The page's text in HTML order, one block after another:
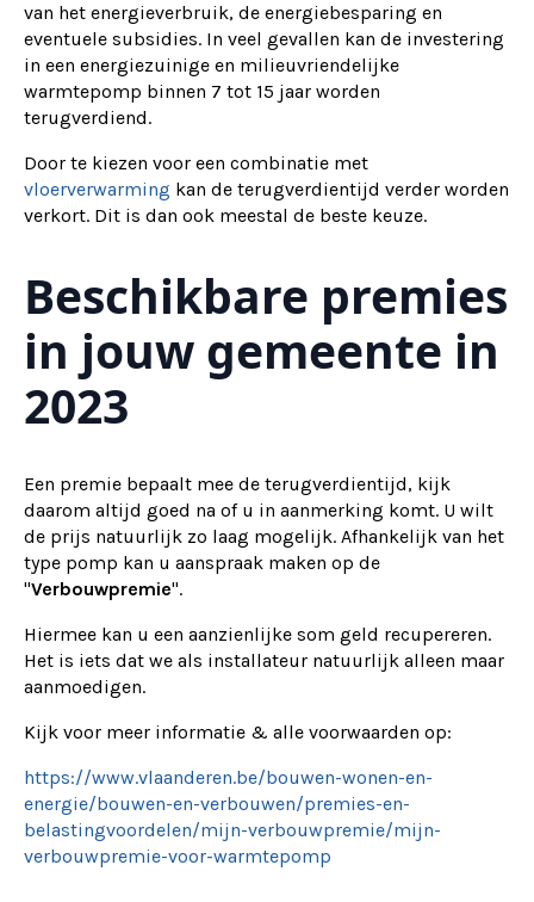
van het energieverbruik, de energiebesparing en
eventuele subsidies. In veel gevallen kan de investering
in een energiezuinige en milieuvriendelijke
warmtepomp binnen 7 tot 15 jaar worden
terugverdiend.
Door te kiezen voor een combinatie met
vloerverwarming kan de terugverdientijd verder worden
verkort. Dit is dan ook meestal de beste keuze.
Beschikbare premies
in jouw gemeente in
2023
Een premie bepaalt mee de terugverdientijd, kijk
daarom altijd goed na of u in aanmerking komt. U wilt
de prijs natuurlijk zo laag mogelijk. Afhankelijk van het
type pomp kan u aanspraak maken op de
"Verbouwpremie".
Hiermee kan u een aanzienlijke som geld recupereren.
Het is iets dat we als installateur natuurlijk alleen maar
aanmoedigen.
Kijk voor meer informatie & alle voorwaarden op:
https://www.vlaanderen.be/bouwen-wonen-en-
energie/bouwen-en-verbouwen/premies-en-
belastingvoordelen/mijn-verbouwpremie/mijn-
verbouwpremie-voor-warmtepomp